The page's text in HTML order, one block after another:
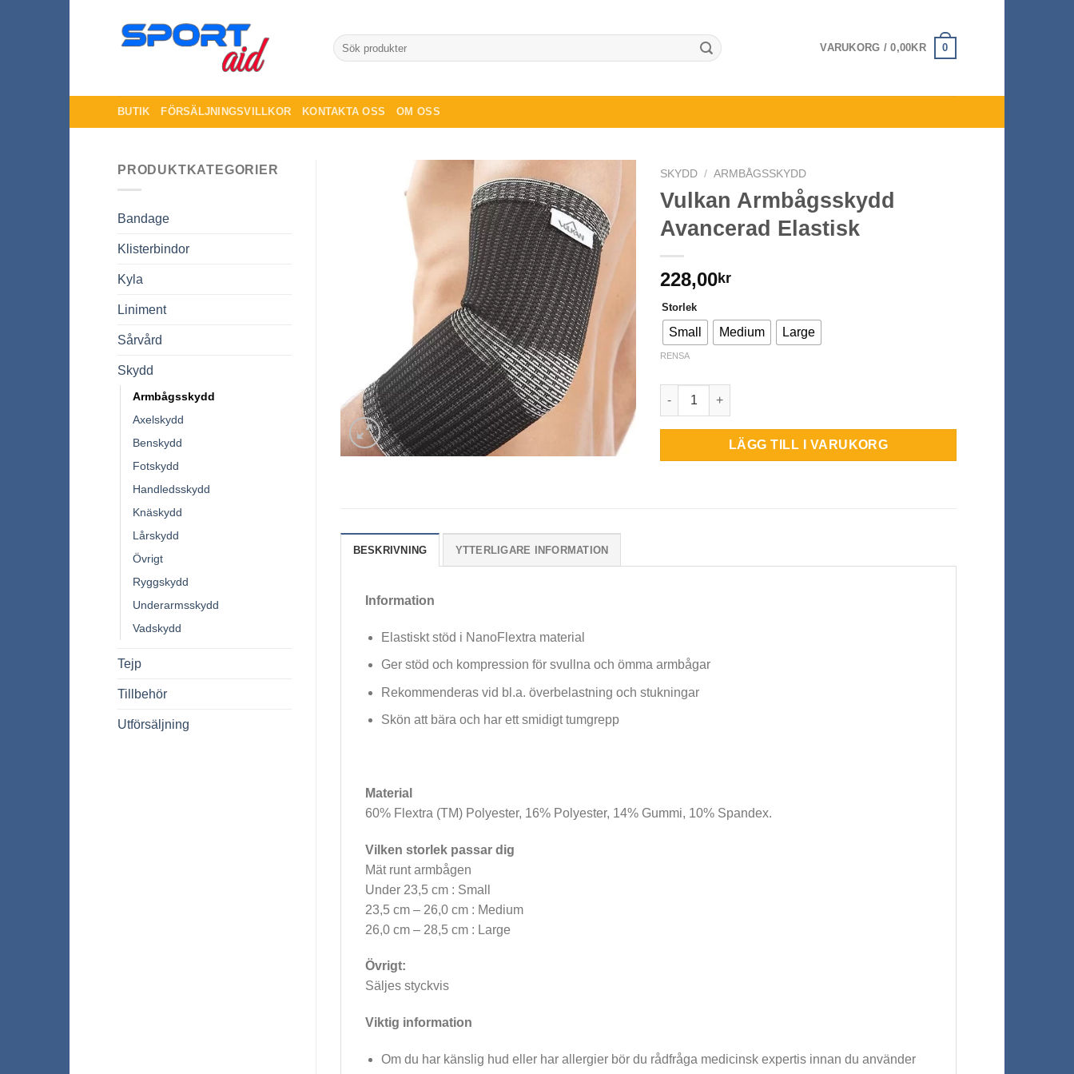
Sök
efter:
VARUKORG /0,00KR 0
BUTIK FÖRSÄLJNINGSVILLKOR KONTAKTA OSS OM OSS
PRODUKTKATEGORIER
Bandage
Klisterbindor
Kyla
Liniment
Sårvård
Skydd
Armbågsskydd
Axelskydd
Benskydd
Fotskydd
Handledsskydd
Knäskydd
Lårskydd
Övrigt
Ryggskydd
Underarmsskydd
Vadskydd
Tejp
Tillbehör
Utförsäljning
SKYDD / ARMBÅGSSKYDD
Vulkan Armbågsskydd
Avancerad Elastisk
228,00kr
Storlek
Small Medium Large
RENSA
Vulkan Armbågsskydd Avancerad Elastisk mängd
LÄGG TILL I VARUKORG
BESKRIVNING YTTERLIGARE INFORMATION
Information
Elastiskt stöd i NanoFlextra material
Ger stöd och kompression för svullna och ömma armbågar
Rekommenderas vid bl.a. överbelastning och stukningar
Skön att bära och har ett smidigt tumgrepp
Material
60% Flextra (TM) Polyester, 16% Polyester, 14% Gummi, 10% Spandex.
Vilken storlek passar dig
Mät runt armbågen
Under 23,5 cm : Small
23,5 cm – 26,0 cm : Medium
26,0 cm – 28,5 cm : Large
Övrigt:
Säljes styckvis
Viktig information
Om du har känslig hud eller har allergier bör du rådfråga medicinsk expertis innan du använder